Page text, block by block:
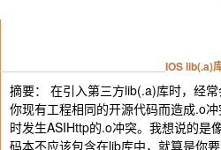
IOS lib(.a)
摘要： 在引入第三方lib(.a)库时，经
你现有工程相同的开源代码而造成.o
时发生ASIHttp的.o冲突。我想说的是
码本不应该包含在lib库中，就算是你